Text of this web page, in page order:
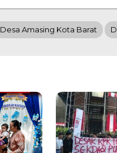
Desa Amasing Kota Barat